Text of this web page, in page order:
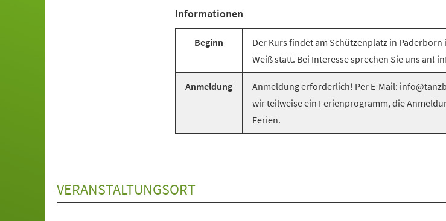
Informationen
Beginn
Der Kurs findet am Schützenplatz in Paderborn
Weiß statt. Bei Interesse sprechen Sie uns an!
Anmeldung
Anmeldung erforderlich! Per E-Mail:
wir teilweise ein Ferienprogramm, die
Ferien.
VERANSTALTUNGSORT